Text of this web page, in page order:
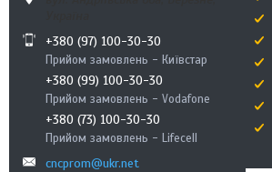
+380 (97) 100-30-30
Прийом замовлень - Київстар
+380 (99) 100-30-30
Прийом замовлень - Vodafone
+380 (73) 100-30-30
Прийом замовлень - Lifecell
cncprom@ukr.net